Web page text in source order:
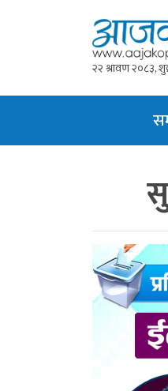
२२ श्रावण २०८३,